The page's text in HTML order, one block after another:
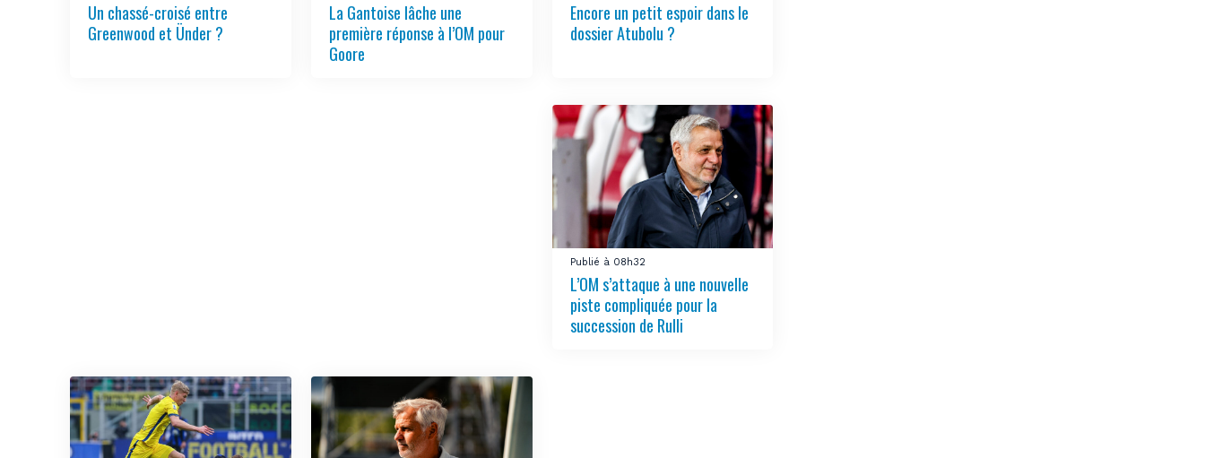
Un chassé-croisé entre
Greenwood et Ünder ?
La Gantoise lâche une
première réponse à l’OM pour
Goore
Encore un petit espoir dans le
dossier Atubolu ?
Publié à 08h32
L’OM s’attaque à une nouvelle
piste compliquée pour la
succession de Rulli